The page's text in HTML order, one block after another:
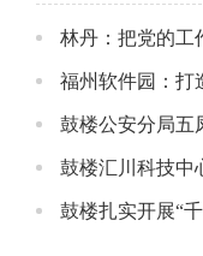
林丹：把党的工
福州软件园：打
鼓楼公安分局五
鼓楼汇川科技中
鼓楼扎实开展“